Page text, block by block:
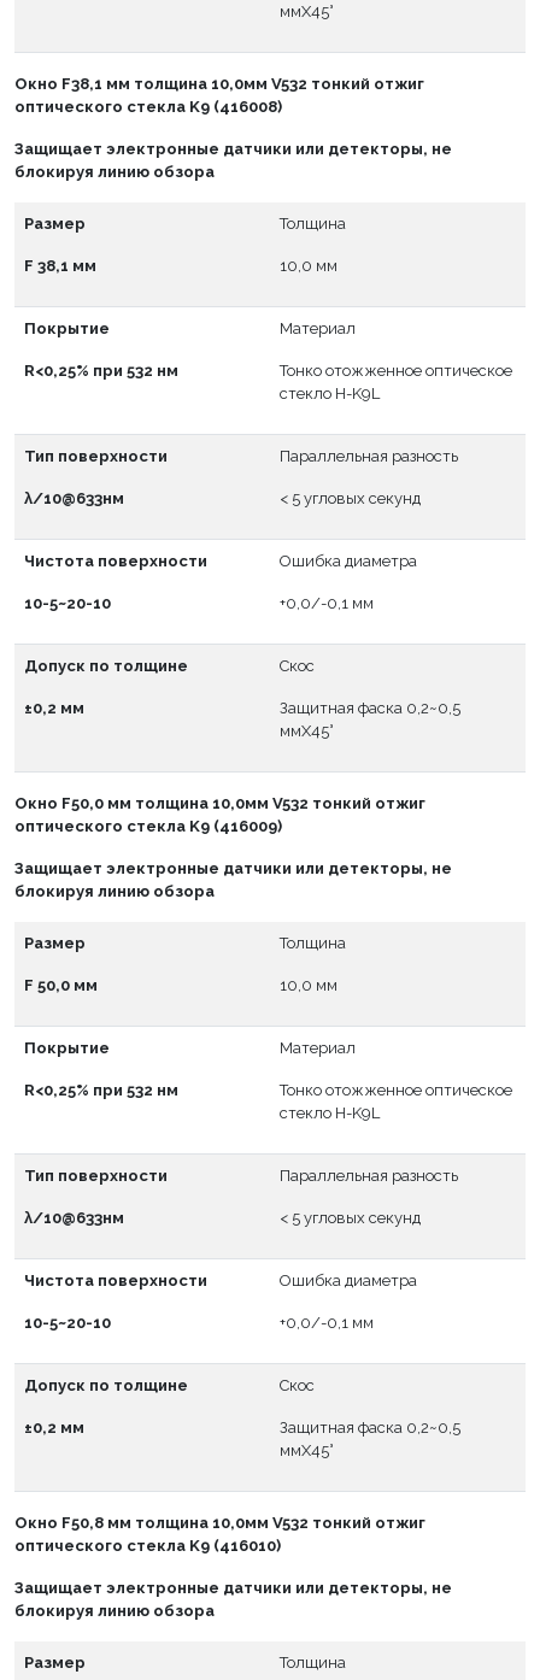
ммX45°
Окно F38,1 мм толщина 10,0мм V532 тонкий отжиг
оптического стекла K9 (416008)
Защищает электронные датчики или детекторы, не
блокируя линию обзора
Размер
F 38,1 мм
Толщина
10,0 мм
Покрытие
R<0,25% при 532 нм
Материал
Тонко отожженное оптическое
стекло H-K9L
Тип поверхности
λ/10@633нм
Параллельная разность
< 5 угловых секунд
Чистота поверхности
10-5~20-10
Ошибка диаметра
+0,0/-0,1 мм
Допуск по толщине
±0,2 мм
Скос
Защитная фаска 0,2~0,5
ммX45°
Окно F50,0 мм толщина 10,0мм V532 тонкий отжиг
оптического стекла K9 (416009)
Защищает электронные датчики или детекторы, не
блокируя линию обзора
Размер
F 50,0 мм
Толщина
10,0 мм
Покрытие
R<0,25% при 532 нм
Материал
Тонко отожженное оптическое
стекло H-K9L
Тип поверхности
λ/10@633нм
Параллельная разность
< 5 угловых секунд
Чистота поверхности
10-5~20-10
Ошибка диаметра
+0,0/-0,1 мм
Допуск по толщине
±0,2 мм
Скос
Защитная фаска 0,2~0,5
ммX45°
Окно F50,8 мм толщина 10,0мм V532 тонкий отжиг
оптического стекла K9 (416010)
Защищает электронные датчики или детекторы, не
блокируя линию обзора
Размер Толщина